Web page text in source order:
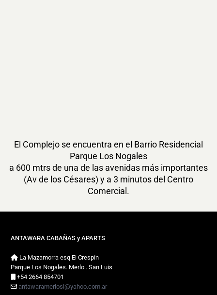
El Complejo se encuentra en el Barrio Residencial
Parque Los Nogales
a 600 mtrs de una de las avenidas más importantes
(Av de los Césares) y a 3 minutos del Centro
Comercial.
ANTAWARA CABAÑAS y APARTS
La Mazamorra esq El Crespín
Parque Los Nogales. Merlo . San Luis
+54 2664 854701
antawaramerlosl@yahoo.com.ar